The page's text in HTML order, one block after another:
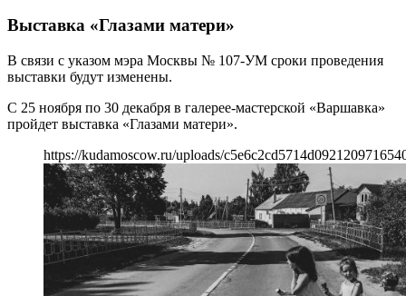
Выставка «Глазами матери»
В связи с указом мэра Москвы № 107-УМ сроки проведения
выставки будут изменены.
С 25 ноября по 30 декабря в галерее-мастерской «Варшавка»
пройдет выставка «Глазами матери».
https://kudamoscow.ru/uploads/